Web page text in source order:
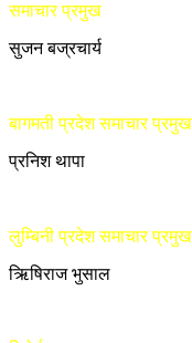
समाचार प्रमुख
सुजन बज्रचार्य
बागमती प्रदेश समाचार प्रमुख
प्रनिश थापा
लुम्बिनी प्रदेश समाचार प्रमुख
ऋिषिराज भुसाल